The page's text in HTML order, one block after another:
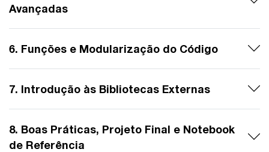
Avançadas
6. Funções e Modularização do Código
7. Introdução às Bibliotecas Externas
8. Boas Práticas, Projeto Final e Notebook
de Referência